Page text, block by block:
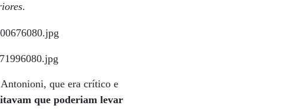
.
que era crítico e
que poderiam levar